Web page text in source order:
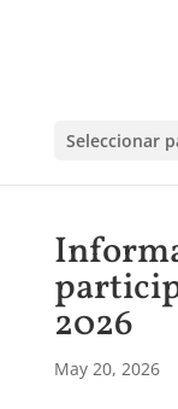
Seleccionar
2026
May 20, 2026